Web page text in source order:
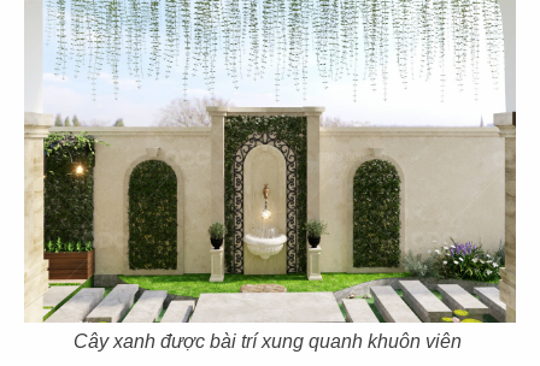
Cây xanh được bài trí xung quanh khuôn viên
67
THE STREET
CN Lê Văn Sỹ - Quận 3
68
THE STREET
CN Nguyễn Thái Bình - Q.1
69
THE STREET
Pasteur Q.3
70
THE STREET
CN Nguyễn Thị Minh Khai -Q.3